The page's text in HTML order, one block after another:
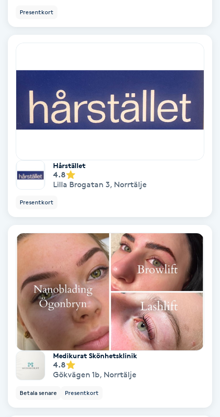
Gelenaglar
Gellack
Gellack med förstärkning
Gravidmassage
Gravidyoga
Gua Sha-massage
Hatha Yoga
Headspa
Healing
Herrklippning
HIFU
Hollywood Peel
Hot Stone Massage
Hot yoga
Presentkort
Hårstället
4.8
Lilla Brogatan 3, Norrtälje
Presentkort
Medikurat Skönhetsklinik
4.8
Gökvägen 1b, Norrtälje
Betala senare Presentkort